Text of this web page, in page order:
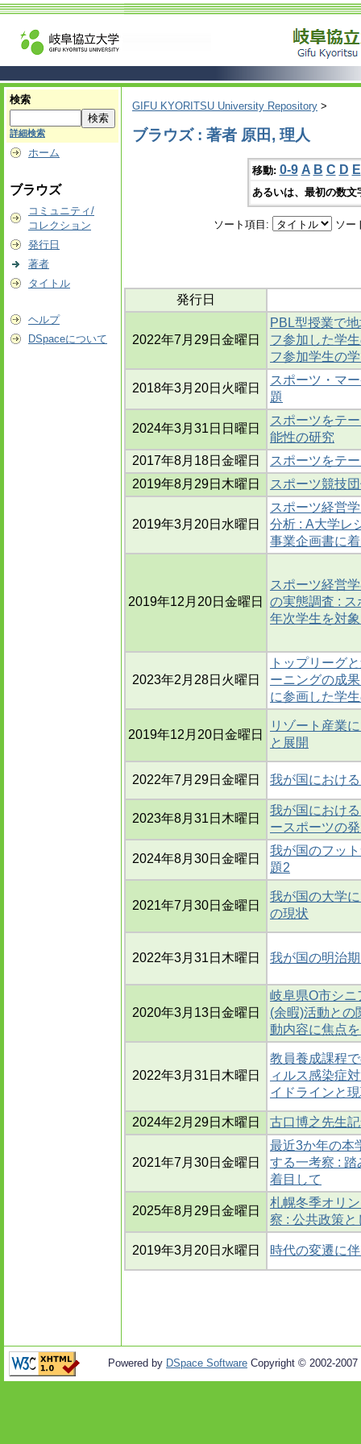
検索
詳細検索
ホーム
ブラウズ
コミュニティ/
コレクション
発行日
著者
タイトル
ヘルプ
DSpaceについて
GIFU KYORITSU University Repository >
ブラウズ : 著者 原田, 理人
移動: 0-9 A B C D E
あるいは、最初の数
ソート項目: ソー
発行日
2022年7月29日金曜日
PBL型授業で
フ参加した学
フ参加学生の
2018年3月20日火曜日
スポーツ・マ
題
2024年3月31日日曜日
スポーツをテ
能性の研究
2017年8月18日金曜日
スポーツをテ
2019年8月29日木曜日
スポーツ競技
2019年3月20日水曜日
スポーツ経営
分析 : A大学レ
事業企画書に
2019年12月20日金曜日
スポーツ経営
の実態調査 :
年次学生を対
2023年2月28日火曜日
トップリーグ
ーニングの成
に参画した学
2019年12月20日金曜日
リゾート産業
と展開
2022年7月29日金曜日 我が国におけ
2023年8月31日木曜日
我が国におけ
ースポーツの
2024年8月30日金曜日
我が国のフッ
題2
2021年7月30日金曜日
我が国の大学
の現状
2022年3月31日木曜日 我が国の明治
2020年3月13日金曜日
岐阜県O市シ
(余暇)活動との
動内容に焦点
2022年3月31日木曜日
教員養成課程
ィルス感染症
イドラインと
2024年2月29日木曜日 古口博之先生
2021年7月30日金曜日
最近3か年の本
する一考察 :
着目して
2025年8月29日金曜日
札幌冬季オリ
察 : 公共政策
2019年3月20日水曜日 時代の変遷に
Powered by DSpace Software Copyright © 2002-2007